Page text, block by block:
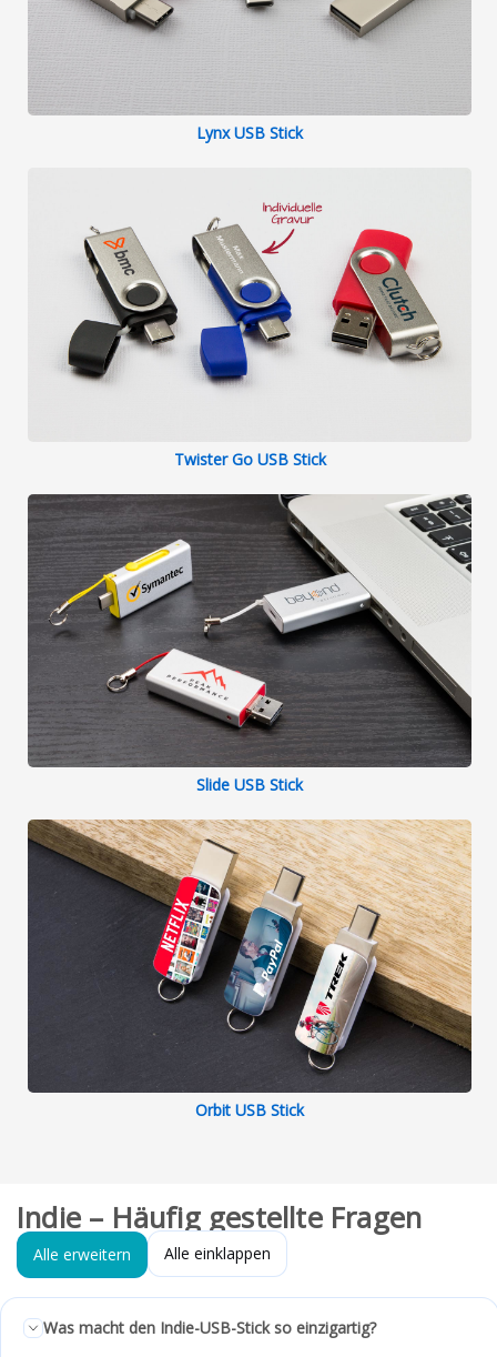
Lynx USB Stick
Twister Go USB Stick
Slide USB Stick
Orbit USB Stick
Indie – Häufig gestellte Fragen
Alle erweitern Alle einklappen
Was macht den Indie-USB-Stick so einzigartig?